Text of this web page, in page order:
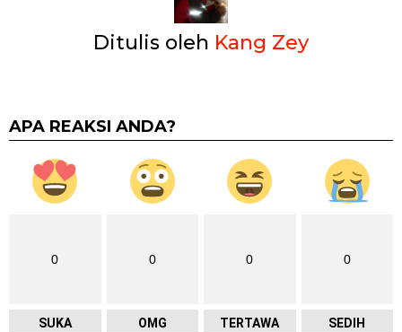
Ditulis oleh Kang Zey
APA REAKSI ANDA?
0
SUKA
0
OMG
0
TERTAWA
0
SEDIH